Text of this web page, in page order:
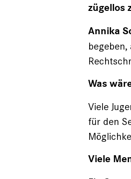
zügellos
Annika
begeben,
Was
Viele
für den
Viele